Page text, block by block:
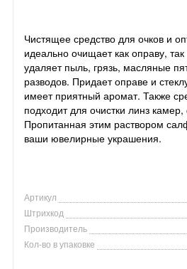
Чистящее средство для очков и
идеально очищает как оправу, так
удаляет пыль, грязь, масляные
разводов. Придает оправе и
имеет приятный аромат. Также
подходит для очистки линз
Пропитанная этим раствором
ваши ювелирные украшения.
Артикул
Штрихкод
Производитель
Кол-во в упаковке